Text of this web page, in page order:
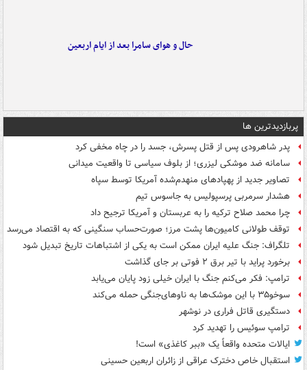
حال و هوای سامرا بعد از ایام اربعین
پربازدیدترین ها
پدر شاهرودی پس از قتل پسرش، جسد را در چاه مخفی کرد
سامانه ضد موشکی لیزری؛ از بلوف سیاسی تا واقعیت میدانی
تصاویر جدید از پهپادهای منهدم‌شده آمریکا توسط سپاه
هشدار سرمربی پرسپولیس به جاسوس تیم
چرا محمد صلاح ترکیه را به عربستان و آمریکا ترجیح داد
توقف طولانی کامیون‌ها پشت مرز؛ صورت‌حساب سنگینی که به اقتصاد می‌رسد
تلگراف: جنگ علیه ایران ممکن است به یکی از اشتباهات تاریخ تبدیل شود
برخورد پراید با تیر برق ۲ فوتی بر جای گذاشت
ترامپ: فکر می‌کنم جنگ با ایران خیلی زود پایان می‌یابد
سوخو۳۵ با این موشک‌ها به ناوهای‌جنگی حمله می‌کند
دستگیری قاتل فراری در نوشهر
ترامپ سوئیس را تهدید کرد
ایالات متحده واقعاً یک «ببر کاغذی» است!
استقبال خاص دخترک عراقی از زائران اربعین حسینی